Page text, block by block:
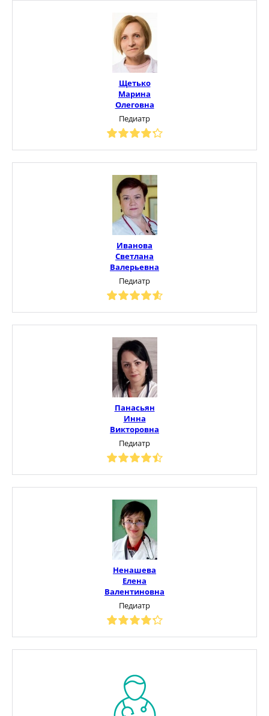
Щетько
Марина
Олеговна
Педиатр
Иванова
Светлана
Валерьевна
Педиатр
Панасьян
Инна
Викторовна
Педиатр
Ненашева
Елена
Валентиновна
Педиатр